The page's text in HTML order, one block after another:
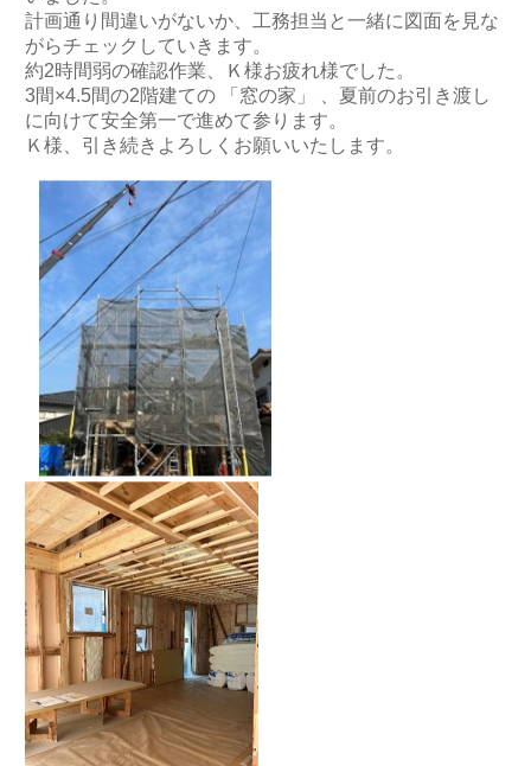
計画通り間違いがないか、工務担当と一緒に図面を見な
がらチェックしていきます。
約2時間弱の確認作業、Ｋ様お疲れ様でした。
3間×4.5間の2階建ての 「窓の家」 、夏前のお引き渡し
に向けて安全第一で進めて参ります。
Ｋ様、引き続きよろしくお願いいたします。